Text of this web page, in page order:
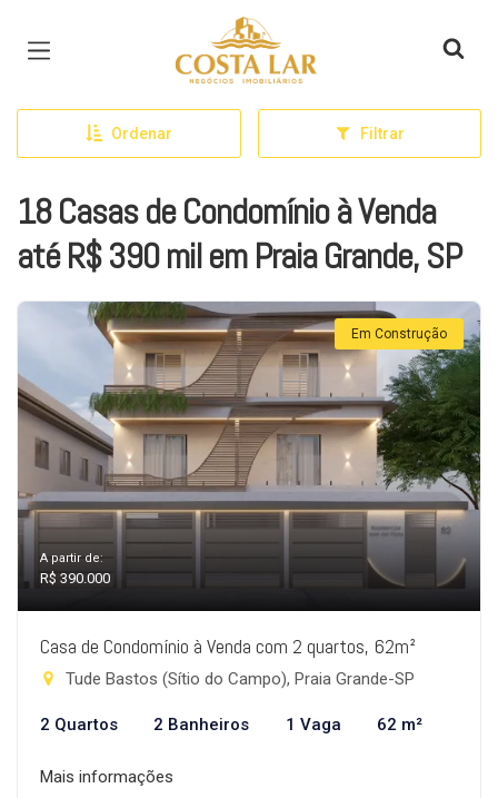
Página inicial
Ordenar Filtrar
18 Casas de Condomínio à Venda
até R$ 390 mil em Praia Grande, SP
Em Construção
A partir de:
R$ 390.000
Casa de Condomínio à Venda com 2 quartos, 62m²
Tude Bastos (Sítio do Campo), Praia Grande-SP
2 Quartos 2 Banheiros 1 Vaga 62 m²
Mais informações